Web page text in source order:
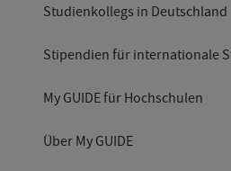
Studienkollegs in Deutschland
Stipendien für internationale
My GUIDE für Hochschulen
Über My GUIDE